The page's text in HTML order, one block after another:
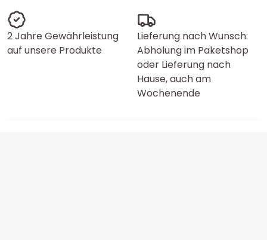
2 Jahre Gewährleistung
auf unsere Produkte
Lieferung nach Wunsch:
Abholung im Paketshop
oder Lieferung nach
Hause, auch am
Wochenende